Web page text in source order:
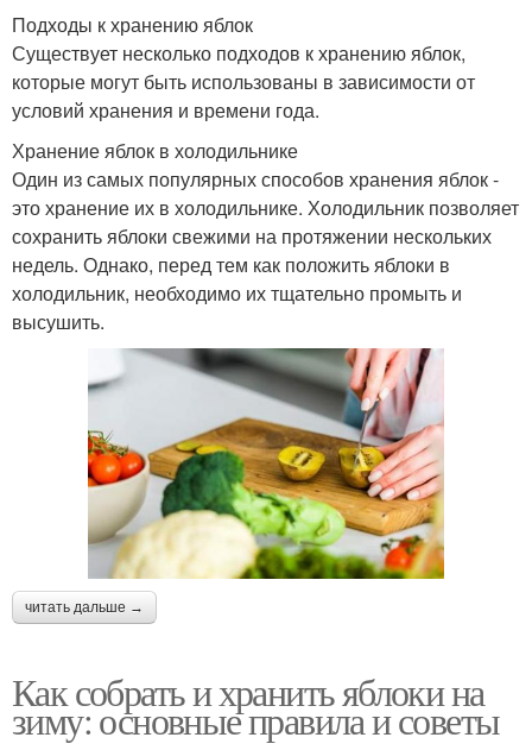
Подходы к хранению яблок
Существует несколько подходов к хранению яблок,
которые могут быть использованы в зависимости от
условий хранения и времени года.
Хранение яблок в холодильнике
Один из самых популярных способов хранения яблок -
это хранение их в холодильнике. Холодильник позволяет
сохранить яблоки свежими на протяжении нескольких
недель. Однако, перед тем как положить яблоки в
холодильник, необходимо их тщательно промыть и
высушить.
читать дальше →
Как собрать и хранить яблоки на
зиму: основные правила и советы